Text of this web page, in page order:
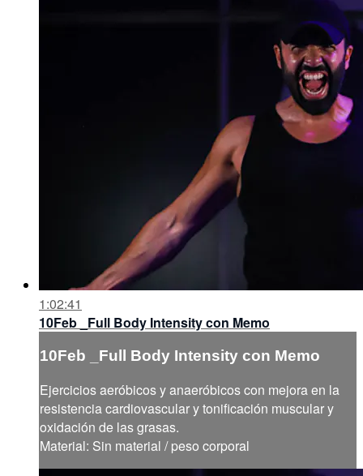
1:02:41
10Feb _Full Body Intensity con Memo
10Feb _Full Body Intensity con Memo
Ejercicios aeróbicos y anaeróbicos con mejora en la
resistencia cardiovascular y tonificación muscular y
oxidación de las grasas.
Material: Sin material / peso corporal